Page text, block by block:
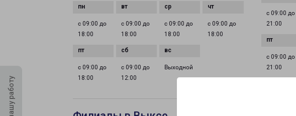
с 09:00 до
18:00
с 09:00 до
18:00
с 09:00 до
18:00
с 09:00 до
18:00
с 09:00 до
18:00
с 09:00 до
12:00
Выходной
с 09:00 до
21:00
с 09:00 до
21:00